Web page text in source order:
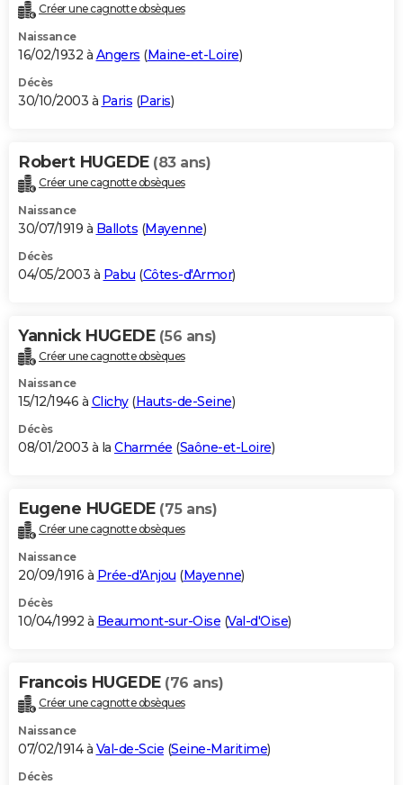
Créer une cagnotte obsèques
Naissance
16/02/1932 à Angers (Maine-et-Loire)
Décès
30/10/2003 à Paris (Paris)
Robert HUGEDE (83 ans)
Créer une cagnotte obsèques
Naissance
30/07/1919 à Ballots (Mayenne)
Décès
04/05/2003 à Pabu (Côtes-d'Armor)
Yannick HUGEDE (56 ans)
Créer une cagnotte obsèques
Naissance
15/12/1946 à Clichy(Hauts-de-Seine)
Décès
08/01/2003 à la Charmée (Saône-et-Loire)
Eugene HUGEDE (75 ans)
Créer une cagnotte obsèques
Naissance
20/09/1916 à Prée-d'Anjou (Mayenne)
Décès
10/04/1992 à Beaumont-sur-Oise (Val-d'Oise)
Francois HUGEDE (76 ans)
Créer une cagnotte obsèques
Naissance
07/02/1914 à Val-de-Scie (Seine-Maritime)
Décès